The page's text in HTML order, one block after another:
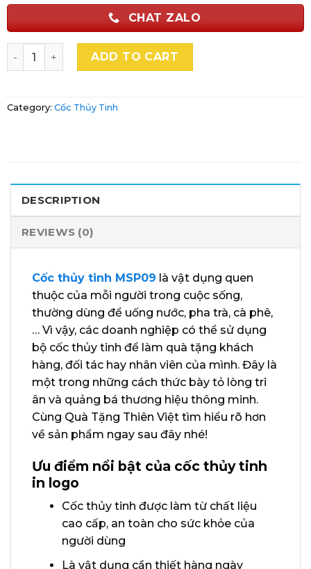
CHAT ZALO
Ly Thủy Tinh In Logo Quà Tặng Doanh Nghiệp Bền Màu
ADD TO CART
Category: Cốc Thủy Tinh
DESCRIPTION
REVIEWS (0)
Cốc thủy tinh MSP09 là vật dụng quen
thuộc của mỗi người trong cuộc sống,
thường dùng để uống nước, pha trà, cà phê,
… Vì vậy, các doanh nghiệp có thể sử dụng
bộ cốc thủy tinh để làm quà tặng khách
hàng, đối tác hay nhân viên của mình. Đây là
một trong những cách thức bày tỏ lòng tri
ân và quảng bá thương hiệu thông minh.
Cùng Quà Tặng Thiên Việt tìm hiểu rõ hơn
về sản phẩm ngay sau đây nhé!
Ưu điểm nổi bật của cốc thủy tinh
in logo
Cốc thủy tinh được làm từ chất liệu
cao cấp, an toàn cho sức khỏe của
người dùng
Là vật dụng cần thiết hàng ngày